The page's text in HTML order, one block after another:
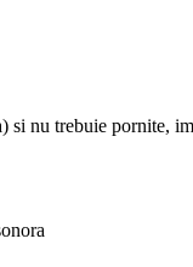
nu trebuie pornite,